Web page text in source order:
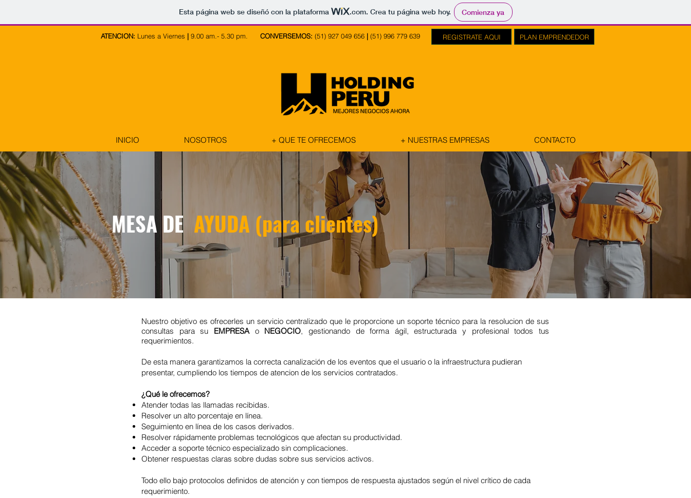
Esta página web se diseñó con la plataforma .com. Crea tu página web hoy. Comienza ya
ATENCION: Lunes a Viernes | 9.00 am.- 5.30 pm. CONVERSEMOS: (51) 927 049 656 | (51) 996 779 639 REGISTRATE AQUI PLAN EMPRENDEDOR
MESA DE AYUDA (para clientes)
Nuestro objetivo es ofrecerles un servicio centralizado que le proporcione un soporte técnico para la resolucion de sus
consultas para su EMPRESA o NEGOCIO, gestionando de forma ágil, estructurada y profesional todos tus
requerimientos.
De esta manera garantizamos la correcta canalización de los eventos que el usuario o la infraestructura pudieran
presentar, cumpliendo los tiempos de atencion de los servicios contratados.
¿Qué le ofrecemos?
Atender todas las llamadas recibidas.
Resolver un alto porcentaje en línea.
Seguimiento en línea de los casos derivados.
Resolver rápidamente problemas tecnológicos que afectan su productividad.
Acceder a soporte técnico especializado sin complicaciones.
Obtener respuestas claras sobre dudas sobre sus servicios activos.
Todo ello bajo protocolos definidos de atención y con tiempos de respuesta ajustados según el nivel crítico de cada
requerimiento.
INICIO NOSOTROS + QUE TE OFRECEMOS + NUESTRAS EMPRESAS CONTACTO